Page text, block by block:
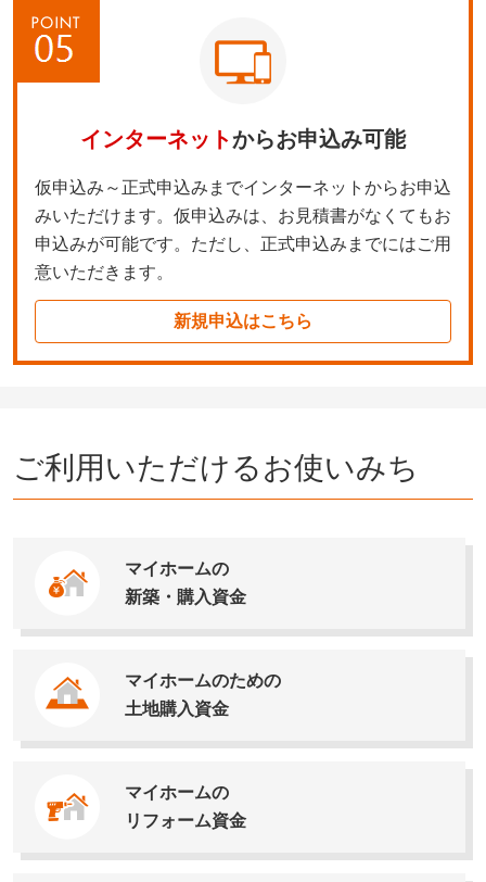
インターネットからお申込み可能
仮申込み～正式申込みまでインターネットからお申込
みいただけます。仮申込みは、お見積書がなくてもお
申込みが可能です。ただし、正式申込みまでにはご用
意いただきます。
新規申込はこちら
ご利用いただけるお使いみち
マイホームの
新築・購入資金
マイホームのための
土地購入資金
マイホームの
リフォーム資金